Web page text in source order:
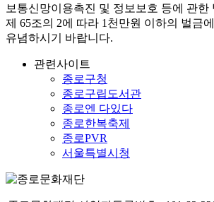
보통신망이용촉진 및 정보보호 등에 관한
제 65조의 2에 따라 1천만원 이하의 벌금
유념하시기 바랍니다.
관련사이트
종로구청
종로구립도서관
종로엔 다있다
종로한복축제
종로PVR
서울특별시청